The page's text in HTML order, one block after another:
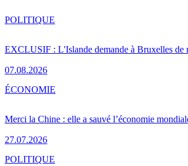
EXCLUSIF : L'Islande demande à Bruxelles de
07.08.2026
POLITIQUE
Merci la Chine : elle a sauvé l’économie
27.07.2026
ÉCONOMIE
POLITIQUE